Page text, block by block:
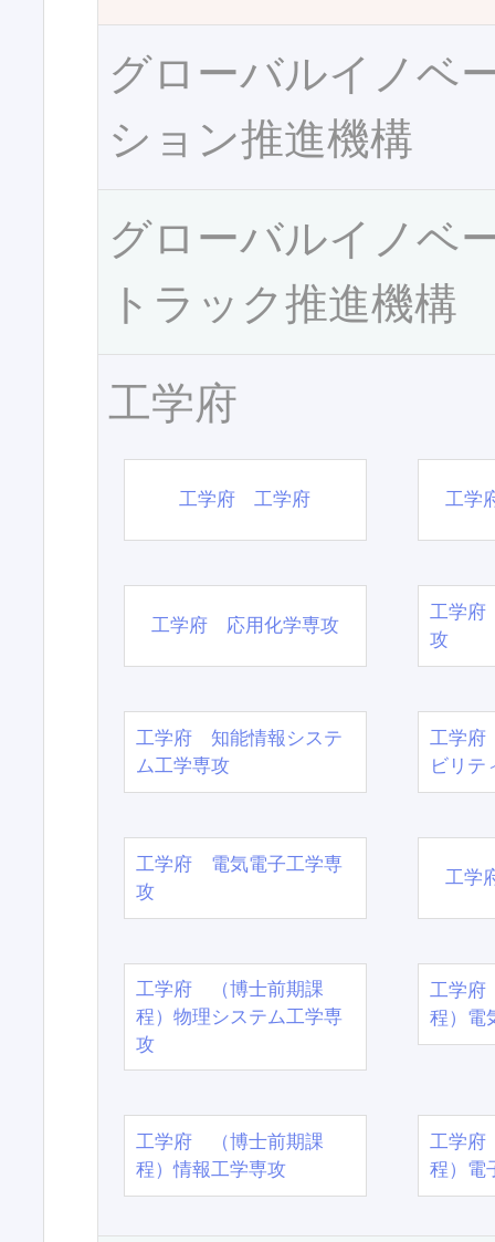
グローバルイノベ
ション推進機構
グローバルイノベ
トラック推進機構
工学府
工学府 工学府 工学
工学府 応用化学専攻
工学府
攻
工学府 知能情報システ
ム工学専攻
工学府
ビリテ
工学府 電気電子工学専
攻
工学
工学府 （博士前期課
程）物理システム工学専
攻
工学
程）電
工学府 （博士前期課
程）情報工学専攻
工学
程）電